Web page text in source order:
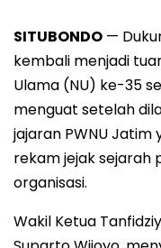
SITUBONDO —
kembali menjadi
Ulama (NU) ke-35
menguat setelah
jajaran PWNU Jatim
rekam jejak sejarah
organisasi.
Wakil Ketua